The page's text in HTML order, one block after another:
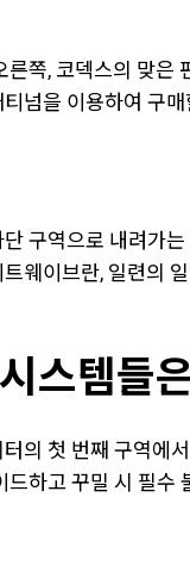
쪽, 코덱스의 맞은
넘을 이용하여 구
구역으로 내려가
웨이브란, 일련의
스템들
의 첫 번째 구역에
드하고 꾸밀 시 필수